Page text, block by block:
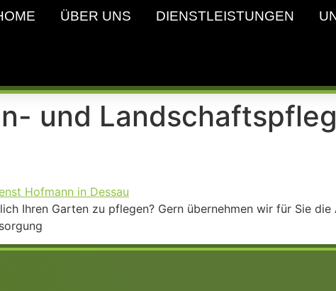
ÜBER UNS DIENSTLEISTUNGEN
und
Ihren Garten zu pflegen? Gern übernehmen wir für Sie